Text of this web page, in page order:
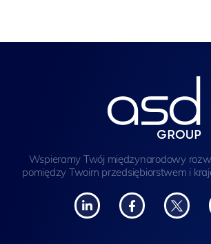
Wspieramy Twój międzynarodowy
pomiędzy Twoim przedsiębiorstwem i